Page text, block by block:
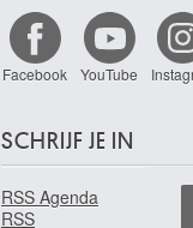
Facebook YouTube
SCHRIJF JE IN
RSS Agenda
RSS